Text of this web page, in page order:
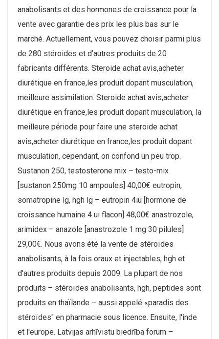
anabolisants et des hormones de croissance pour la
vente avec garantie des prix les plus bas sur le
marché. Actuellement, vous pouvez choisir parmi plus
de 280 stéroides et d’autres produits de 20
fabricants différents. Steroide achat avis,acheter
diurétique en france,les produit dopant musculation,
meilleure assimilation. Steroide achat avis,acheter
diurétique en france,les produit dopant musculation, la
meilleure période pour faire une steroide achat
avis,acheter diurétique en france,les produit dopant
musculation, cependant, on confond un peu trop.
Sustanon 250, testosterone mix – testo-mix
[sustanon 250mg 10 ampoules] 40,00€ eutropin,
somatropine lg, hgh lg – eutropin 4iu [hormone de
croissance humaine 4 ui flacon] 48,00€ anastrozole,
arimidex – anazole [anastrozole 1 mg 30 pilules]
29,00€. Nous avons été la vente de stéroïdes
anabolisants, à la fois oraux et injectables, hgh et
d'autres produits depuis 2009. La plupart de nos
produits – stéroïdes anabolisants, hgh, peptides sont
produits en thaïlande – aussi appelé «paradis des
stéroïdes" en pharmacie sous licence. Ensuite, l'inde
et l'europe. Latvijas arhīvistu biedrība forum –